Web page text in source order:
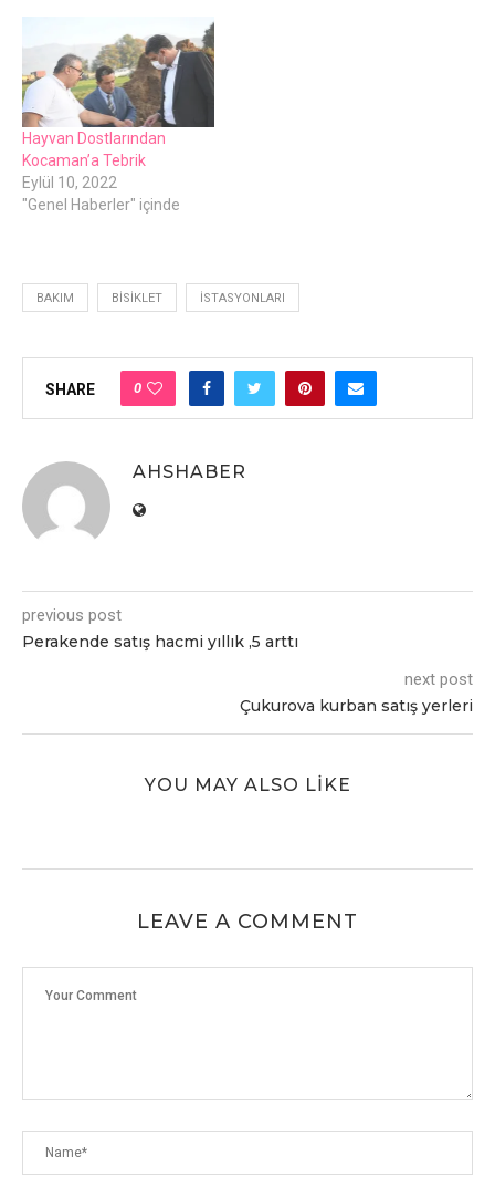
Hayvan Dostlarından
Kocaman’a Tebrik
Eylül 10, 2022
"Genel Haberler" içinde
BAKIM BISIKLET İSTASYONLARI
SHARE 0
AHSHABER
previous post
Perakende satış hacmi yıllık ,5 arttı
next post
Çukurova kurban satış yerleri
YOU MAY ALSO LIKE
LEAVE A COMMENT